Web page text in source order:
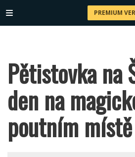
PREMIUM
Pětistovka na
den na
poutním